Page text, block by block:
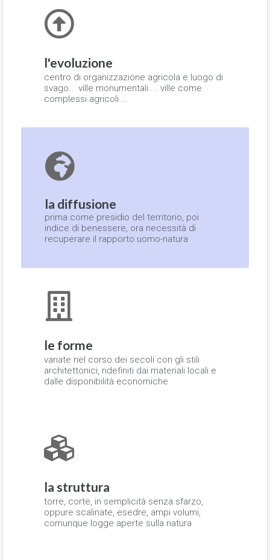
l'evoluzione
centro di organizzazione agricola e luogo di
svago... ville monumentali ... ville come
complessi agricoli ...
la diffusione
prima come presidio del territorio, poi
indice di benessere, ora necessità di
recuperare il rapporto uomo-natura
le forme
variate nel corso dei secoli con gli stili
architettonici, ridefiniti dai materiali locali e
dalle disponibilità economiche
la struttura
torre, corte, in semplicità senza sfarzo,
oppure scalinate, esedre, ampi volumi,
comunque logge aperte sulla natura